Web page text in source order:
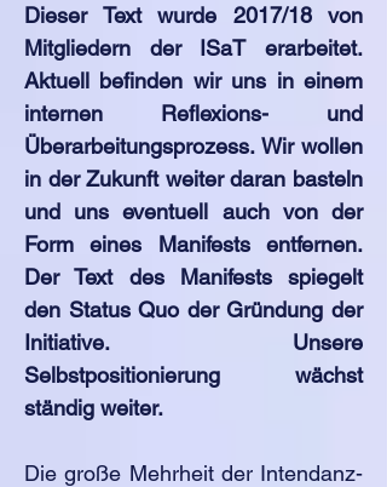
Dieser Text wurde 2017/18 von
Mitgliedern der ISaT erarbeitet.
Aktuell befinden wir uns in einem
internen Reflexions- und
Überarbeitungsprozess. Wir wollen
in der Zukunft weiter daran basteln
und uns eventuell auch von der
Form eines Manifests entfernen.
Der Text des Manifests spiegelt
den Status Quo der Gründung der
Initiative. Unsere
Selbstpositionierung wächst
ständig weiter.
Die große Mehrheit der Intendanz-